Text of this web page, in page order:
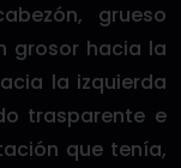
grueso
grosor hacia la
la izquierda
trasparente e
que tenía,